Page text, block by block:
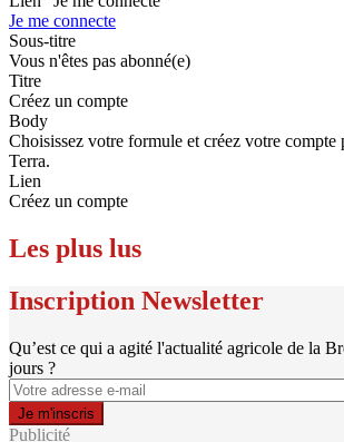
Je me connecte
Sous-titre
Vous n'êtes pas abonné(e)
Titre
Créez un compte
Body
Choisissez votre formule et créez votre compte
Terra.
Lien
Créez un compte
Les plus lus
Inscription Newsletter
Qu’est ce qui a agité l'actualité agricole de la
jours ?
Publicité